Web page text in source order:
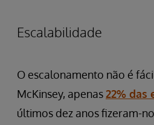
Escalabilidade
O escalonamento não é
McKinsey, apenas22% das
últimos dez anos fizeram-